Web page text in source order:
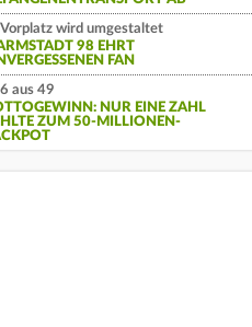
Vorplatz wird umgestaltet
98 EHRT
FAN
6 aus 49
NUR EINE ZAHL
ZUM 50-MILLIONEN-